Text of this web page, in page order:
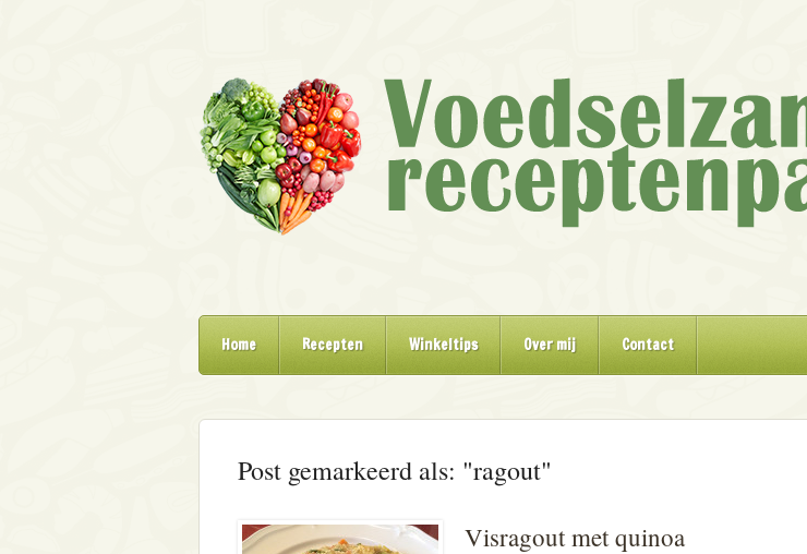
Home Recepten Winkeltips Over mij Contact
Post gemarkeerd als: "ragout"
Visragout met quinoa